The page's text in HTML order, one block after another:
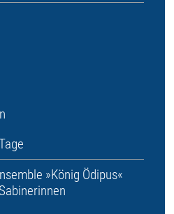
»König Ödipus«